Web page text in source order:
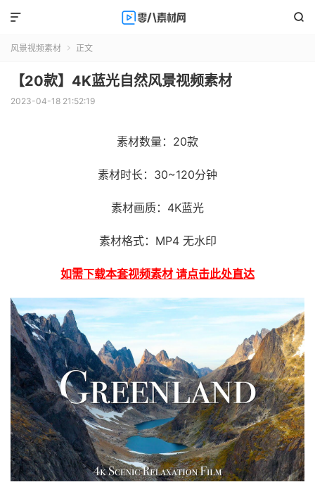


风景视频素材  正文
【20款】4K蓝光自然风景视频素材
2023-04-18 21:52:19
素材数量：20款
素材时长：30~120分钟
素材画质：4K蓝光
素材格式：MP4 无水印
如需下载本套视频素材 请点击此处直达